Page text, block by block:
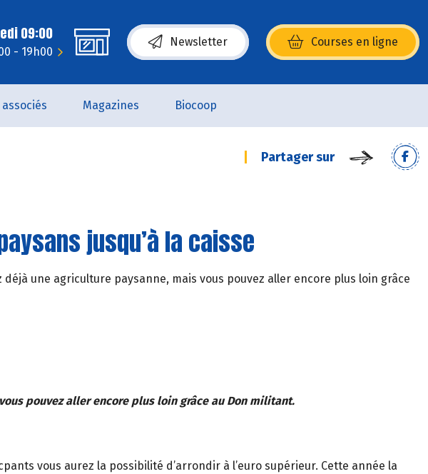
09:00
- 19h00
Newsletter Courses en ligne
(s’ouvre dans une nouvelle fenêtre)
Magazines Biocoop
Partager sur
jusqu’à la caisse
déjà une agriculture paysanne, mais vous pouvez aller encore plus loin grâce
pouvez aller encore plus loin grâce au Don militant.
vous aurez la possibilité d’arrondir à l’euro supérieur. Cette année la